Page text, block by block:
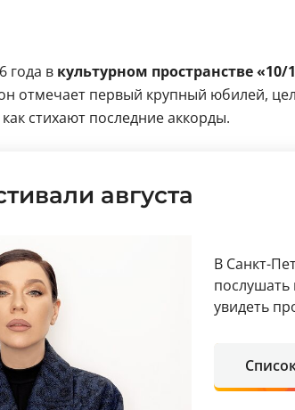
года в культурном пространстве
отмечает первый крупный юбилей,
стихают последние аккорды.
августа
В Санкт-
послушать
увидеть